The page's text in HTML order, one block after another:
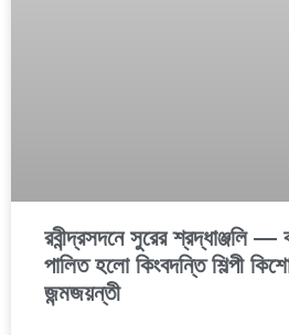
রবীন্দ্রসদনে সুরের শ্রদ্ধাঞ্জলি
পালিত হলো কিংবদন্তি শিল্পী
জন্মজয়ন্তী